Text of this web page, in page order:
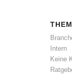
Intern
Keine